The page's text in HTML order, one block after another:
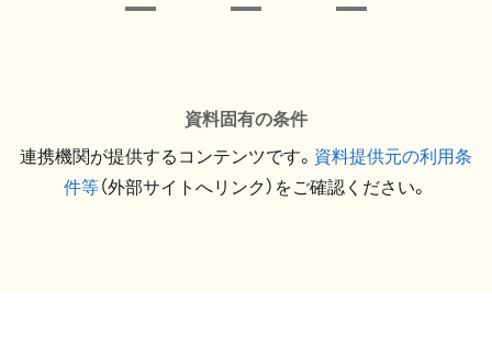
資料固有の条件
連携機関が提供するコンテンツです。 資料提供元の利用条
件等（外部サイトへリンク）をご確認ください。